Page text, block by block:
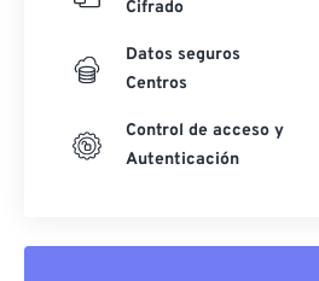
Cifrado
Datos seguros
Centros
Control de acceso y
Autenticación